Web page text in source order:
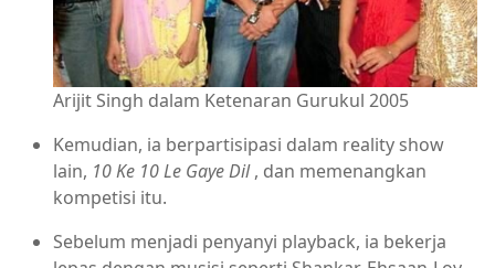
Arijit Singh dalam Ketenaran Gurukul 2005
Kemudian, ia berpartisipasi dalam reality show
lain, 10 Ke 10 Le Gaye Dil, dan memenangkan
kompetisi itu.
Sebelum menjadi penyanyi playback, ia bekerja